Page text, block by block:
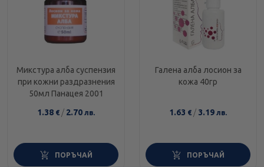
Микстура алба суспензия
при кожни раздразнения
50мл Панацея 2001
1.38 € / 2.70 лв.
ПОРЪЧАЙ
Галена алба лосион за
кожа 40гр
1.63 € / 3.19 лв.
ПОРЪЧАЙ